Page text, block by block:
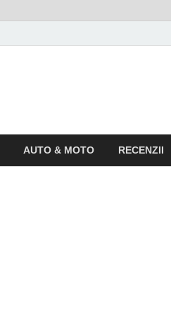
AUTO & MOTO RECENZII